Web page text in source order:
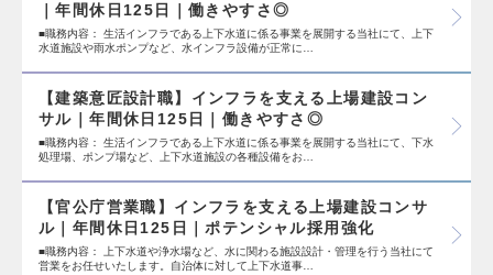
｜年間休日125日｜働きやすさ◎
■職務内容： 生活インフラである上下水道に係る事業を展開する当社にて、上下
水道施設や雨水ポンプなど、水インフラ設備が正常に…
【建築意匠設計職】インフラを支える上場建設コン
サル｜年間休日125日｜働きやすさ◎
■職務内容： 生活インフラである上下水道に係る事業を展開する当社にて、下水
処理場、ポンプ場など、上下水道施設の各種設備をお…
【官公庁営業職】インフラを支える上場建設コンサ
ル｜年間休日125日｜ポテンシャル採用強化
■職務内容： 上下⽔道や浄⽔場など、⽔に関わる施設設計・管理を⾏う当社にて
営業をお任せいたします。⾃治体に対して上下⽔道事…